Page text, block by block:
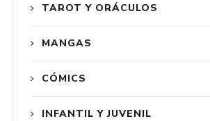
TAROT Y ORÁCULOS
MANGAS
CÓMICS
INFANTIL Y JUVENIL